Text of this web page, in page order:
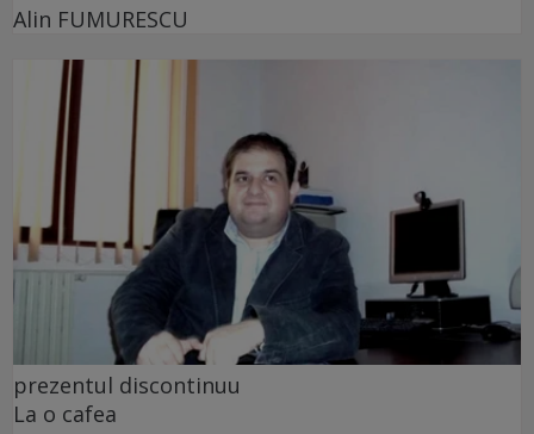
Alin FUMURESCU
prezentul discontinuu
La o cafea